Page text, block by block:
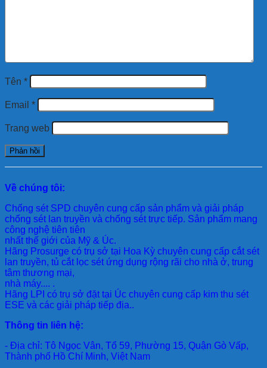
Tên *
Email *
Trang web
Về chúng tôi:
Chống sét SPD chuyên cung cấp sản phẩm và giải pháp
chống sét lan truyền và chống sét trực tiếp. Sản phẩm mang
công nghệ tiên tiên
nhất thế giới của Mỹ & Úc.
Hãng Prosurge có trụ sở tại Hoa Kỳ chuyên cung cấp cắt sét
lan truyền, tủ cắt lọc sét ứng dụng rộng rãi cho nhà ở, trung
tâm thương mại,
nhà máy.... .
Hãng LPI có trụ sở đặt tại Úc chuyên cung cấp kim thu sét
ESE và các giải pháp tiếp địa..
Thông tin liên hệ:
- Địa chỉ: Tô Ngọc Vân, Tổ 59, Phường 15, Quận Gò Vấp,
Thành phố Hồ Chí Minh, Việt Nam